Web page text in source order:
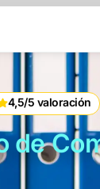
4,5/5 valoración
de